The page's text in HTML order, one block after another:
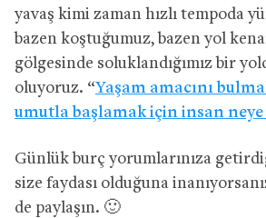
yavaş kimi zaman hızlı tempoda
bazen koştuğumuz, bazen yol
gölgesinde soluklandığımız bir
oluyoruz. “Yaşam amacını
umutla başlamak için insan
Günlük burç yorumlarınıza
size faydası olduğuna
de paylaşın. 🙂